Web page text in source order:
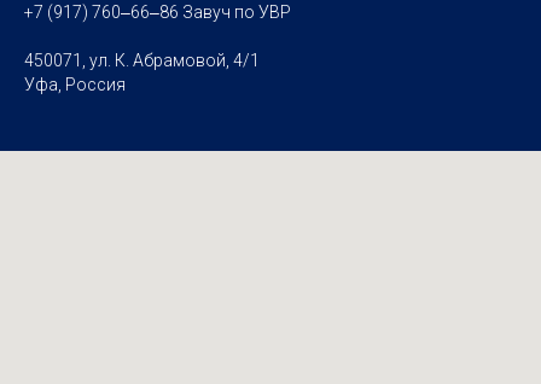
+7 (917) 760‒66‒86 Завуч по УВР
450071, ул. К. Абрамовой, 4/1
Уфа, Россия